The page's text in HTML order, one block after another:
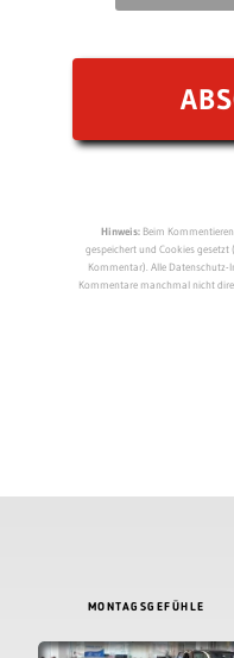
Hinweis:Beim Kommentieren
gespeichert und Cookies
Kommentar). Alle Datenschutz-
Kommentare manchmal nicht
MONTAGSGEFÜHLE